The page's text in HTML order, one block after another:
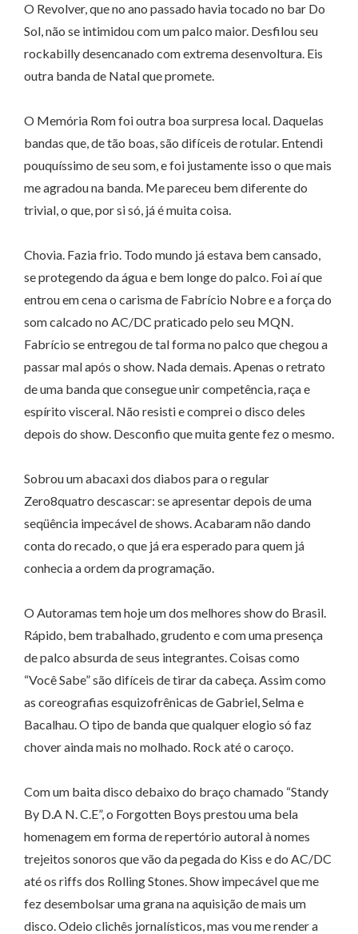
O Revolver, que no ano passado havia tocado no bar Do
Sol, não se intimidou com um palco maior. Desfilou seu
rockabilly desencanado com extrema desenvoltura. Eis
outra banda de Natal que promete.
O Memória Rom foi outra boa surpresa local. Daquelas
bandas que, de tão boas, são difíceis de rotular. Entendi
pouquíssimo de seu som, e foi justamente isso o que mais
me agradou na banda. Me pareceu bem diferente do
trivial, o que, por si só, já é muita coisa.
Chovia. Fazia frio. Todo mundo já estava bem cansado,
se protegendo da água e bem longe do palco. Foi aí que
entrou em cena o carisma de Fabrício Nobre e a força do
som calcado no AC/DC praticado pelo seu MQN.
Fabrício se entregou de tal forma no palco que chegou a
passar mal após o show. Nada demais. Apenas o retrato
de uma banda que consegue unir competência, raça e
espírito visceral. Não resisti e comprei o disco deles
depois do show. Desconfio que muita gente fez o mesmo.
Sobrou um abacaxi dos diabos para o regular
Zero8quatro descascar: se apresentar depois de uma
seqüência impecável de shows. Acabaram não dando
conta do recado, o que já era esperado para quem já
conhecia a ordem da programação.
O Autoramas tem hoje um dos melhores show do Brasil.
Rápido, bem trabalhado, grudento e com uma presença
de palco absurda de seus integrantes. Coisas como
“Você Sabe” são difíceis de tirar da cabeça. Assim como
as coreografias esquizofrênicas de Gabriel, Selma e
Bacalhau. O tipo de banda que qualquer elogio só faz
chover ainda mais no molhado. Rock até o caroço.
Com um baita disco debaixo do braço chamado “Standy
By D.A N. C.E”, o Forgotten Boys prestou uma bela
homenagem em forma de repertório autoral à nomes
trejeitos sonoros que vão da pegada do Kiss e do AC/DC
até os riffs dos Rolling Stones. Show impecável que me
fez desembolsar uma grana na aquisição de mais um
disco. Odeio clichês jornalísticos, mas vou me render a